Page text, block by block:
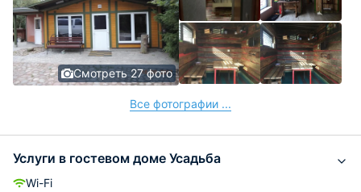
Смотреть 27 фото
Все фотографии ...
Услуги в гостевом доме Усадьба
Wi-Fi